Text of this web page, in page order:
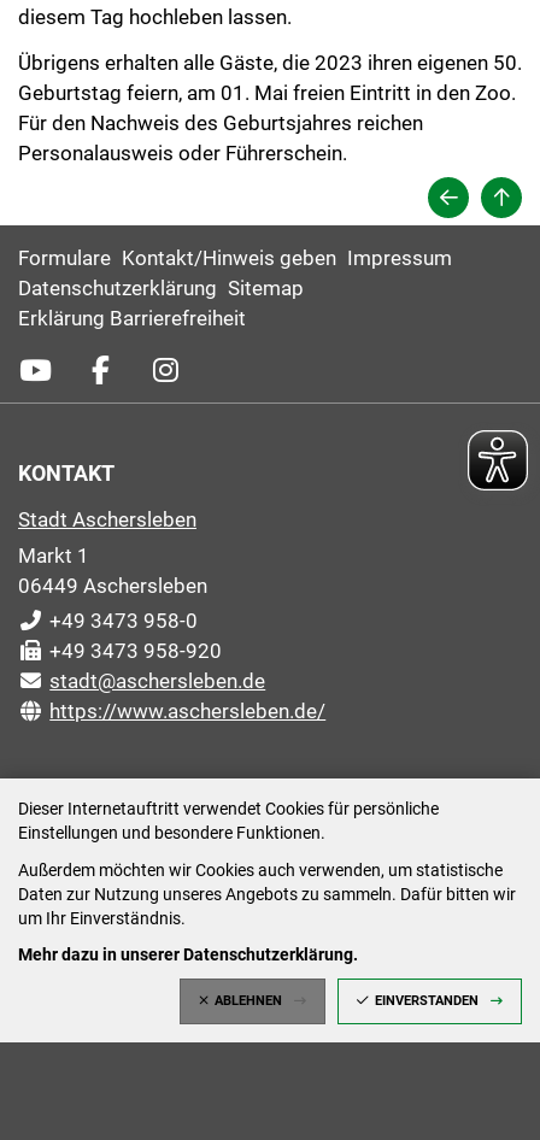
Dieser Internetauftritt verwendet Cookies für persönliche
Einstellungen und besondere Funktionen.
Außerdem möchten wir Cookies auch verwenden, um statistische
Daten zur Nutzung unseres Angebots zu sammeln. Dafür bitten wir
um Ihr Einverständnis.
Mehr dazu in unserer Datenschutzerklärung.
ABLEHNEN EINVERSTANDEN
diesem Tag hochleben lassen.
Übrigens erhalten alle Gäste, die 2023 ihren eigenen 50.
Geburtstag feiern, am 01. Mai freien Eintritt in den Zoo.
Für den Nachweis des Geburtsjahres reichen
Personalausweis oder Führerschein.
Formulare Kontakt/Hinweis geben Impressum
Datenschutzerklärung Sitemap
Erklärung Barrierefreiheit
KONTAKT
Stadt Aschersleben
Markt 1
06449 Aschersleben
+49 3473 958-0
+49 3473 958-920
stadt@aschersleben.de
https://www.aschersleben.de/
Montag: 09:00-12:00 /14:00-15:00 Uhr
Dienstag: 09:00-12:00 /14:00-16:00 Uhr
Mittwoch: 09:00 - 12:00 Uhr (nach vorheriger
Donnerstag: 09:00-12:00 /14:00-18:00 Uhr
Freitag: 09:00-12:00 Uhr